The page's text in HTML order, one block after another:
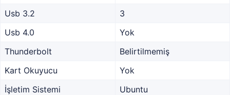
Usb 3.2
3
Usb 4.0
Yok
Thunderbolt
Belirtilmemiş
Kart Okuyucu
Yok
İşletim Sistemi
Ubuntu